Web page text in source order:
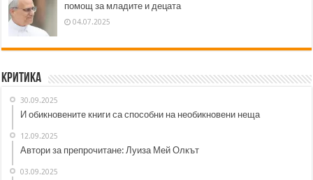
помощ за младите и децата
04.07.2025
Критика
30.09.2025
И обикновените книги са способни на необикновени неща
12.09.2025
Автори за препрочитане: Луиза Мей Олкът
03.09.2025